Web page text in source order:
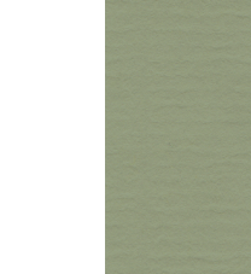
cellules contre le
dans un
prise facile et